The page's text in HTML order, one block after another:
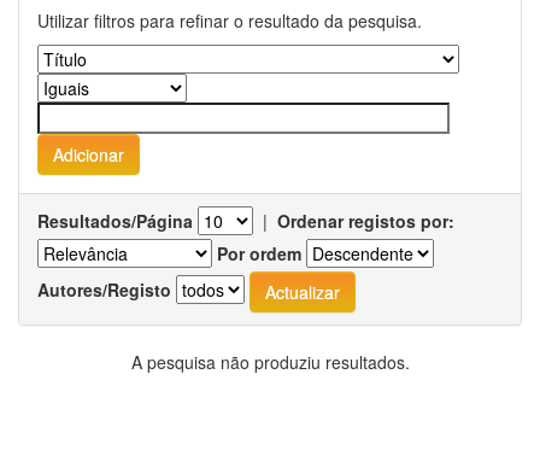
Utilizar filtros para refinar o resultado da pesquisa.
Resultados/Página | Ordenar registos por:
Por ordem
Autores/Registo
A pesquisa não produziu resultados.